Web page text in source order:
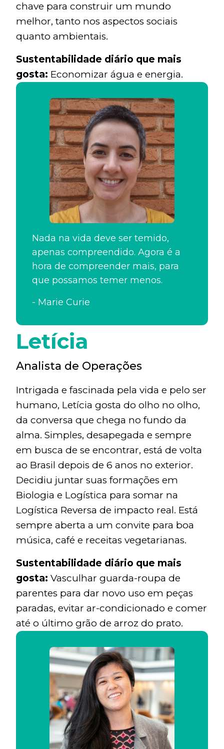
chave para construir um mundo
melhor, tanto nos aspectos sociais
quanto ambientais.
Sustentabilidade diário que mais
gosta: Economizar água e energia.
Nada na vida deve ser temido,
apenas compreendido. Agora é a
hora de compreender mais, para
que possamos temer menos.
- Marie Curie
Letícia
Analista de Operações
Intrigada e fascinada pela vida e pelo ser
humano, Letícia gosta do olho no olho,
da conversa que chega no fundo da
alma. Simples, desapegada e sempre
em busca de se encontrar, está de volta
ao Brasil depois de 6 anos no exterior.
Decidiu juntar suas formações em
Biologia e Logística para somar na
Logística Reversa de impacto real. Está
sempre aberta a um convite para boa
música, café e receitas vegetarianas.
Sustentabilidade diário que mais
gosta: Vasculhar guarda-roupa de
parentes para dar novo uso em peças
paradas, evitar ar-condicionado e comer
até o último grão de arroz do prato.